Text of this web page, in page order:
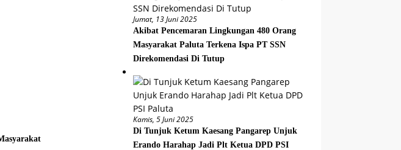
Jumat, 13 Juni 2025
Akibat Pencemaran Lingkungan 480 Orang
Masyarakat Paluta Terkena Ispa PT SSN
Direkomendasi Di Tutup
Kamis, 5 Juni 2025
Di Tunjuk Ketum Kaesang Pangarep Unjuk
Erando Harahap Jadi Plt Ketua DPD PSI